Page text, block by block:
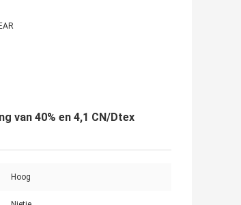
van 40% en 4,1 CN/Dtex
Hoog